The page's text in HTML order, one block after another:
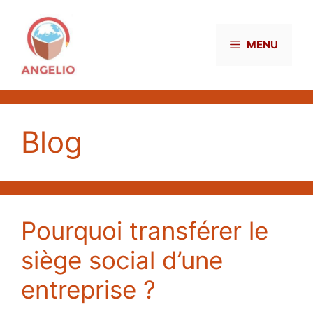
contenu
MENU
Blog
Pourquoi transférer le
siège social d’une
entreprise ?